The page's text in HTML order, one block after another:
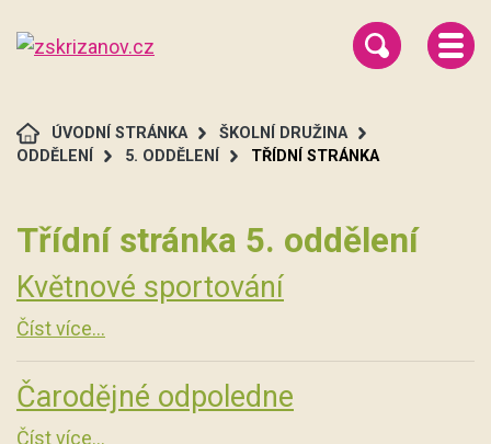
ÚVODNÍ STRÁNKA
ŠKOLNÍ DRUŽINA
ODDĚLENÍ
5. ODDĚLENÍ TŘÍDNÍ STRÁNKA
Třídní stránka 5. oddělení
Květnové sportování
Číst více...
Čarodějné odpoledne
Číst více...